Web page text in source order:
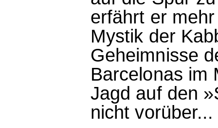
erfährt er
Mystik der
Geheimnisse
Barcelonas im
Jagd auf den
nicht vorüber...